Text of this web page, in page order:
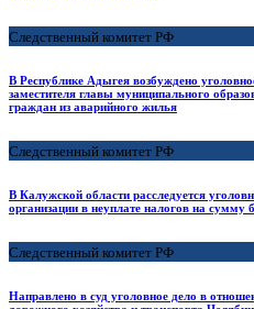
Следственный комитет РФ
В Республике Адыгея возбуждено
заместителя главы муниципального
граждан из аварийного жилья
Следственный комитет РФ
В Калужской области расследуется
организации в неуплате налогов на сумму
Следственный комитет РФ
Направлено в суд уголовное дело в